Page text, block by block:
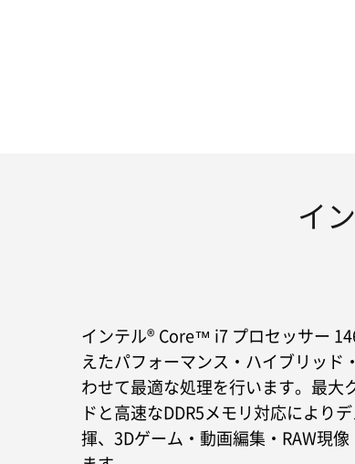
イ
インテル® Core™ i7 プロセッサー
えたパフォーマンス・ハイブリッ
わせて最適な処理を行います。最大
ドと高速なDDR5メモリ対応により
揮、3Dゲーム・動画編集・RAW現